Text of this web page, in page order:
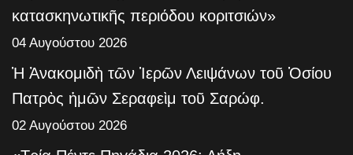
κατασκηνωτικῆς περιόδου κοριτσιών»
04 Αυγούστου 2026
Ἡ Ἀνακομιδὴ τῶν Ἱερῶν Λειψάνων τοῦ Ὁσίου
Πατρὸς ἡμῶν Σεραφεὶμ τοῦ Σαρώφ.
02 Αυγούστου 2026